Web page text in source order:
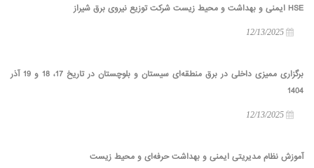
HSE ایمنی و بهداشت و محیط زیست شرکت توزیع نیروی برق شیراز
برگزاری ممیزی داخلی در برق منطقه‌ای سیستان و بلوچستان در تاریخ 17، 18 و 19 آذر
1404
آموزش نظام مدیریتی ایمنی و بهداشت حرفه‌ای و محیط زیست